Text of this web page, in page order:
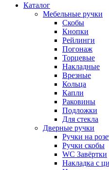
Каталог
Мебельные ручки
Скобы
Кнопки
Рейлинги
Погонаж
Торцевые
Накладные
Врезные
Кольца
Капли
Раковины
Подложки
Для стекла
Дверные ручки
Ручки на
Ручки скобы
WC Завёртки
Накладка с